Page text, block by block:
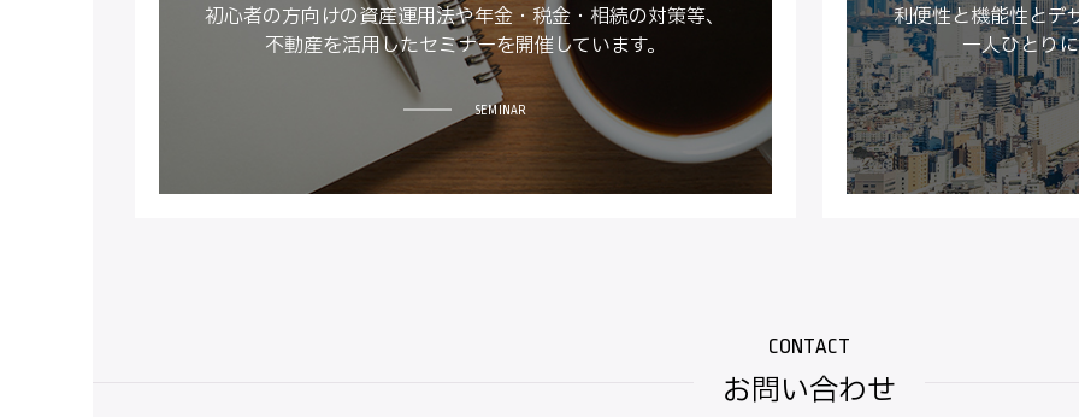
初心者の方向けの資産運用法や年金・税金・相続の対策等、
不動産を活用したセミナーを開催しています。
SEMINAR
利便性と機能性とデ
一人ひとり
お問い合わせ